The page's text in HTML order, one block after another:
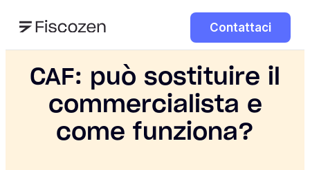
Contattaci
CAF: può sostituire il
commercialista e
come funziona?